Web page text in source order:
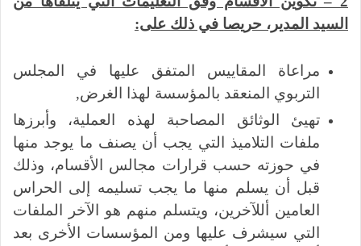
السيد المدير، حريصا في ذلك على:
مراعاة المقاييس المتفق عليها في المجلس
التربوي المنعقد بالمؤسسة لهذا الغرض,
تهيئ الوثائق المصاحبة لهذه العملية، وأبرزها
ملفات التلاميذ التي يجب أن يصنف ما يوجد منها
في حوزته حسب قرارات مجالس الأقسام، وذلك
قبل أن يسلم منها ما يجب تسليمه إلى الحراس
العامين أللآخرين، ويتسلم منهم هو الآخر الملفات
التي سيشرف عليها ومن المؤسسات الأخرى بعد